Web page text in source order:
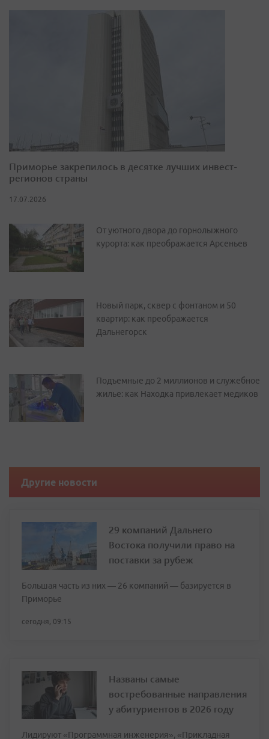
Приморье закрепилось в десятке лучших инвест-
регионов страны
17.07.2026
От уютного двора до горнолыжного
курорта: как преображается Арсеньев
Новый парк, сквер с фонтаном и 50
квартир: как преображается
Дальнегорск
Подъемные до 2 миллионов и служебное
жилье: как Находка привлекает медиков
Другие новости
29 компаний Дальнего
Востока получили право на
поставки за рубеж
Большая часть из них — 26 компаний — базируется в
Приморье
сегодня, 09:15
Названы самые
востребованные направления
у абитуриентов в 2026 году
Лидируют «Программная инженерия», «Прикладная